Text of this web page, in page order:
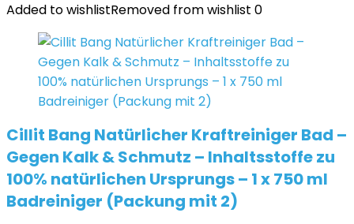
Added to wishlistRemoved from wishlist 0
Cillit Bang Natürlicher Kraftreiniger Bad –
Gegen Kalk & Schmutz – Inhaltsstoffe zu
100% natürlichen Ursprungs – 1 x 750 ml
Badreiniger (Packung mit 2)